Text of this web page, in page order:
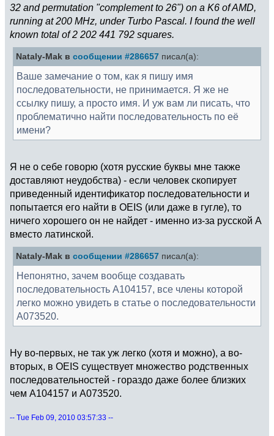
32 and permutation "complement to 26") on a K6 of AMD,
running at 200 MHz, under Turbo Pascal. I found the well
known total of 2 202 441 792 squares.
Nataly-Mak в сообщении #286657 писал(а):
Ваше замечание о том, как я пишу имя
последовательности, не принимается. Я же не
ссылку пишу, а просто имя. И уж вам ли писать, что
проблематично найти последовательность по её
имени?
Я не о себе говорю (хотя русские буквы мне также
доставляют неудобства) - если человек скопирует
приведенный идентификатор последовательности и
попытается его найти в OEIS (или даже в гугле), то
ничего хорошего он не найдет - именно из-за русской A
вместо латинской.
Nataly-Mak в сообщении #286657 писал(а):
Непонятно, зачем вообще создавать
последовательность А104157, все члены которой
легко можно увидеть в статье о последовательности
А073520.
Ну во-первых, не так уж легко (хотя и можно), а во-
вторых, в OEIS существует множество родственных
последовательностей - гораздо даже более близких
чем A104157 и A073520.
-- Tue Feb 09, 2010 03:57:33 --